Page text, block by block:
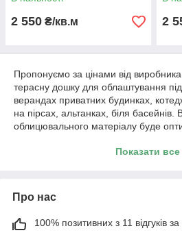
2 550 ₴/кв.м 2
Пропонуємо за цінами від
терасну дошку для облаштування
верандах приватних будинках,
на пірсах, альтанках, біля басейнів.
облицювального матеріалу буде
зовнішнього середовища.
підтримку на всіх етапах вибору і
кольорах і текстурах, що дозволяє
Показати все
Про нас
100% позитивних з 11 відгуків за